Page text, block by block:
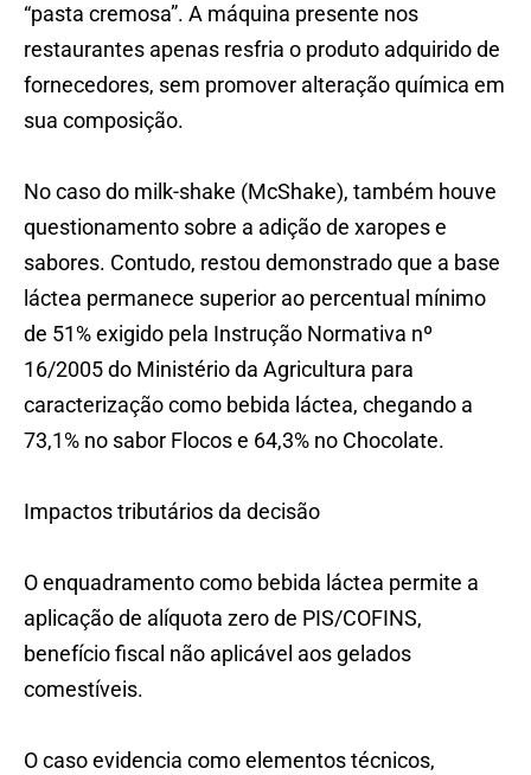
“pasta cremosa”. A máquina presente nos
restaurantes apenas resfria o produto adquirido de
fornecedores, sem promover alteração química em
sua composição.
No caso do milk-shake (McShake), também houve
questionamento sobre a adição de xaropes e
sabores. Contudo, restou demonstrado que a base
láctea permanece superior ao percentual mínimo
de 51% exigido pela Instrução Normativa nº
16/2005 do Ministério da Agricultura para
caracterização como bebida láctea, chegando a
73,1% no sabor Flocos e 64,3% no Chocolate.
Impactos tributários da decisão
O enquadramento como bebida láctea permite a
aplicação de alíquota zero de PIS/COFINS,
benefício fiscal não aplicável aos gelados
comestíveis.
O caso evidencia como elementos técnicos,